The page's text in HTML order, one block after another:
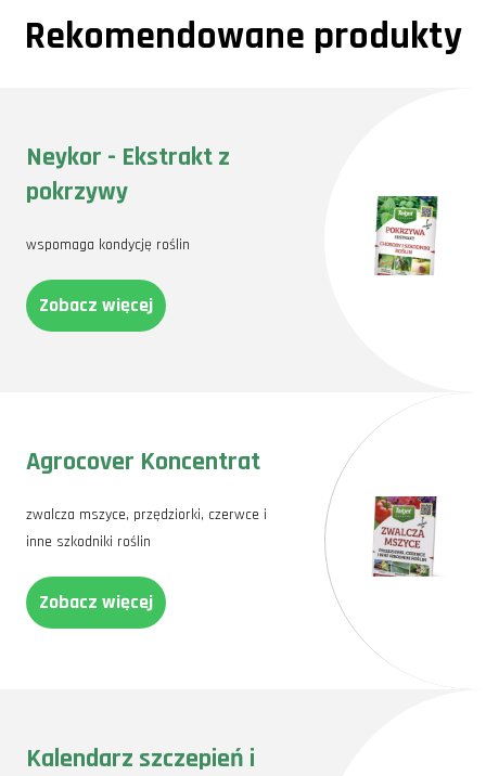
Rekomendowane produkty
Neykor - Ekstrakt z
pokrzywy
wspomaga kondycję roślin
Zobacz więcej
Agrocover Koncentrat
zwalcza mszyce, przędziorki, czerwce i
inne szkodniki roślin
Zobacz więcej
Kalendarz szczepień i